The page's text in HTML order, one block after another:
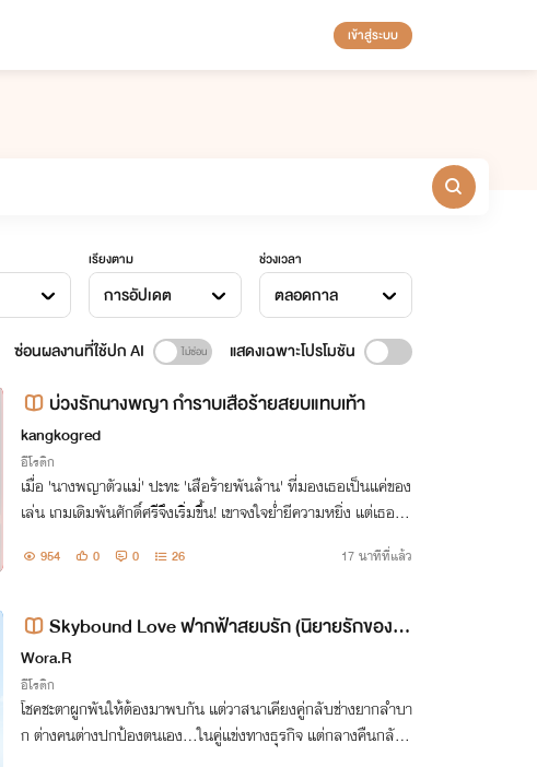
เข้าสู่ระบบ
เรียงตาม
การอัปเดต
ช่วงเวลา
ตลอดกาล
ซ่อนผลงานที่ใช้ปก AI แสดงเฉพาะโปรโมชัน
บ่วงรักนางพญา กำราบเสือร้ายสยบแทบเท้า
kangkogred
อีโรติก
เมื่อ 'นางพญาตัวแม่' ปะทะ 'เสือร้ายพันล้าน' ที่มองเธอเป็นแค่ของ
เล่น เกมเดิมพันศักดิ์ศรีจึงเริ่มขึ้น! เขาจงใจย่ำยีความหยิ่ง แต่เธอพ
าสยบแทบเท้
954 0 0 26 17 นาทีที่แล้ว
Skybound Love ฟากฟ้าสยบรัก (นิยายรักของท้
องฟ้า)
Wora.R
อีโรติก
โชคชะตาผูกพันให้ต้องมาพบกัน แต่วาสนาเคียงคู่กลับช่างยากลำบา
ก ต่างคนต่างปกป้องตนเอง...ในคู่แข่งทางธุรกิจ แต่กลางคืนกลับ